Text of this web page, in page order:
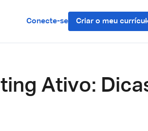
Conecte-se Criar o meu
Ativo: